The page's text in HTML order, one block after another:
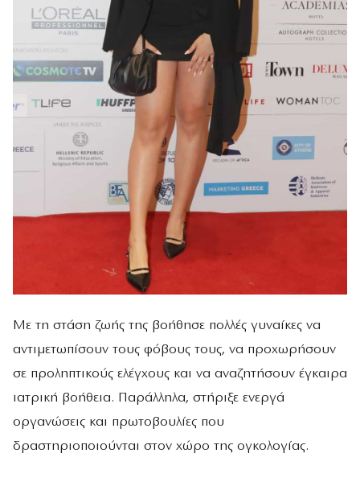
Με τη στάση ζωής της βοήθησε πολλές γυναίκες να
αντιμετωπίσουν τους φόβους τους, να προχωρήσουν
σε προληπτικούς ελέγχους και να αναζητήσουν έγκαιρα
ιατρική βοήθεια. Παράλληλα, στήριξε ενεργά
οργανώσεις και πρωτοβουλίες που
δραστηριοποιούνται στον χώρο της ογκολογίας.